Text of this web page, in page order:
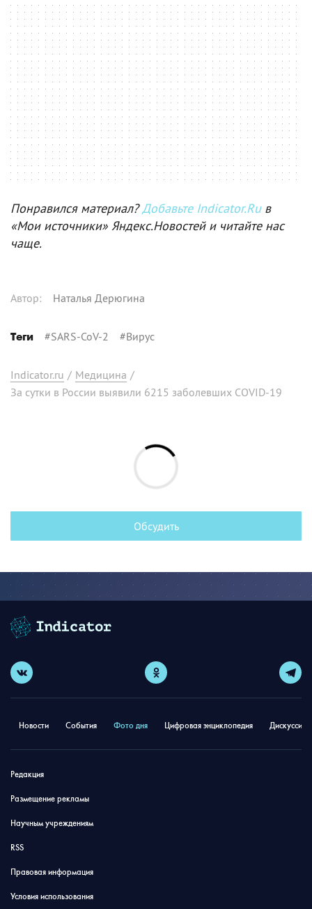
Понравился материал?Добавьте Indicator.Ruв
«Мои источники» Яндекс.Новостей и читайте нас
чаще.
Автор: Наталья Дерюгина
Теги #SARS-CoV-2 #Вирус
Indicator.ru / Медицина /
За сутки в России выявили 6215 заболевших COVID-19
Обсудить
Новости События Фото дня Цифровая энциклопедия
Редакция
Размещение рекламы
Научным учреждениям
RSS
Правовая информация
Условия использования